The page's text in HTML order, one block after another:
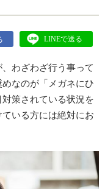
わざわざ行う事って
なのが「メガネにひ
策されている状況を
いる方には絶対にお